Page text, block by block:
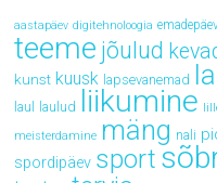
aastapäev digitehnoloogia
teeme jõulud
kunst kuusk lapsevanemad
laul laulud liikumine
meisterdamine mäng nali
spordipäev sport